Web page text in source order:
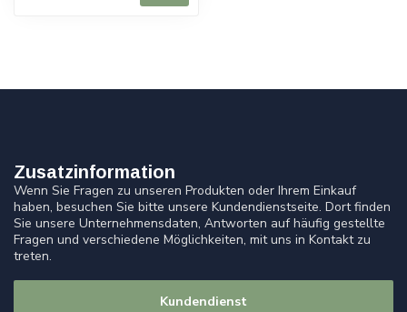
Zusatzinformation
Wenn Sie Fragen zu unseren Produkten oder Ihrem Einkauf
haben, besuchen Sie bitte unsere Kundendienstseite. Dort finden
Sie unsere Unternehmensdaten, Antworten auf häufig gestellte
Fragen und verschiedene Möglichkeiten, mit uns in Kontakt zu
treten.
Kundendienst